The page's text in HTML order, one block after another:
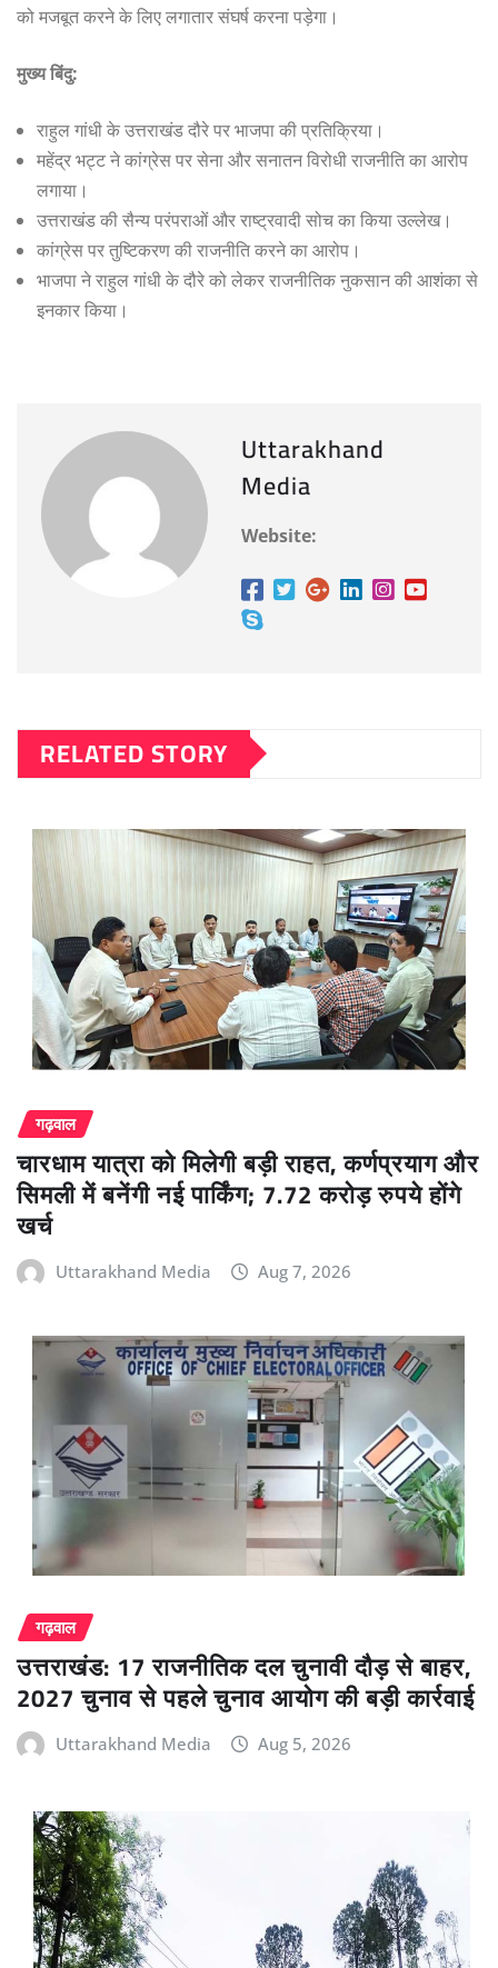
को मजबूत करने के लिए लगातार संघर्ष करना पड़ेगा।
मुख्य बिंदु:
राहुल गांधी के उत्तराखंड दौरे पर भाजपा की प्रतिक्रिया।
महेंद्र भट्ट ने कांग्रेस पर सेना और सनातन विरोधी राजनीति का आरोप
लगाया।
उत्तराखंड की सैन्य परंपराओं और राष्ट्रवादी सोच का किया उल्लेख।
कांग्रेस पर तुष्टिकरण की राजनीति करने का आरोप।
भाजपा ने राहुल गांधी के दौरे को लेकर राजनीतिक नुकसान की आशंका से
इनकार किया।
Uttarakhand
Media
Website:
RELATED STORY
गढ़वाल
चारधाम यात्रा को मिलेगी बड़ी राहत, कर्णप्रयाग और
सिमली में बनेंगी नई पार्किंग; 7.72 करोड़ रुपये होंगे
खर्च
Uttarakhand Media Aug 7, 2026
गढ़वाल
उत्तराखंड: 17 राजनीतिक दल चुनावी दौड़ से बाहर,
2027 चुनाव से पहले चुनाव आयोग की बड़ी कार्रवाई
Uttarakhand Media Aug 5, 2026